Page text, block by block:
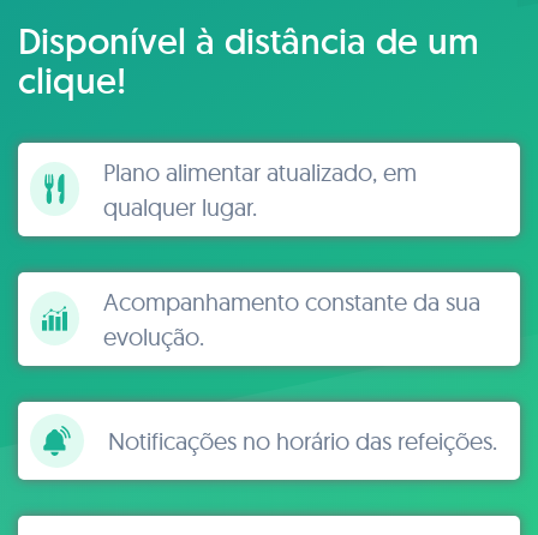
Disponível à distância de um
clique!
Plano alimentar atualizado, em
qualquer lugar.
Acompanhamento constante da sua
evolução.
Notificações no horário das refeições.